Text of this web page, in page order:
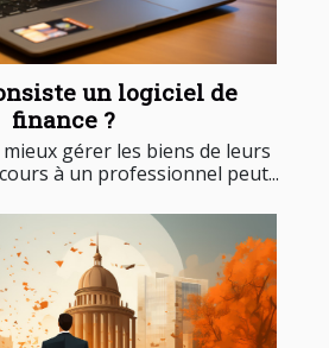
un logiciel de
finance ?
gérer les biens de leurs
à un professionnel peut...